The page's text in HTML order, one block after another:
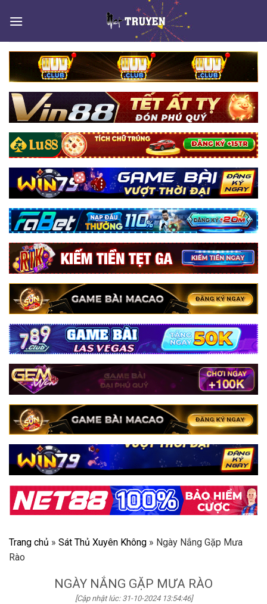
Trang chủ » Sát Thủ Xuyên Không » Ngày Nắng Gặp Mưa
Rào
NGÀY NẮNG GẶP MƯA RÀO
[Cập nhật lúc: 31-10-2024 13:54:46]